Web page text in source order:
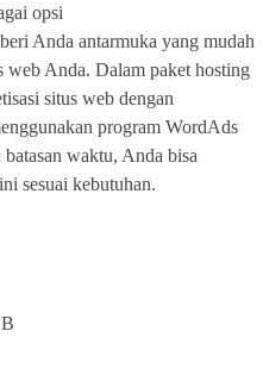
opsi
Anda antarmuka yang mudah
web Anda. Dalam paket hosting
situs web dengan
program WordAds
waktu, Anda bisa
sesuai kebutuhan.